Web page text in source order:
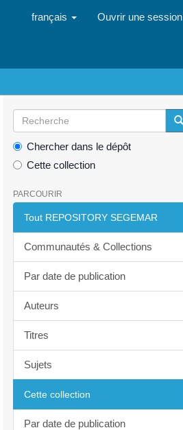
français Ouvrir une session
Chercher dans le dépôt
Cette collection
PARCOURIR
Tout REPOSITORY SEGEMAR
Communautés & Collections
Par date de publication
Auteurs
Titres
Sujets
Cette collection
Par date de publication